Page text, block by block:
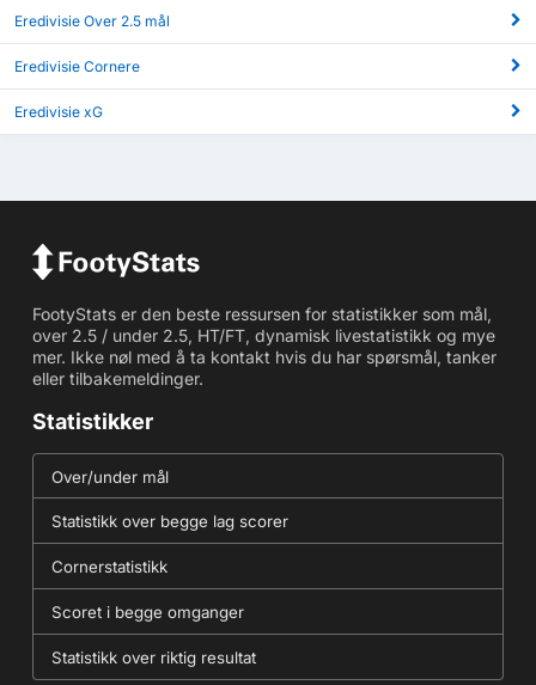
Eredivisie Over 2.5 mål
Eredivisie Cornere
Eredivisie xG
FootyStats er den beste ressursen for statistikker som mål,
over 2.5 / under 2.5, HT/FT, dynamisk livestatistikk og mye
mer. Ikke nøl med å ta kontakt hvis du har spørsmål, tanker
eller tilbakemeldinger.
Statistikker
Over/under mål
Statistikk over begge lag scorer
Cornerstatistikk
Scoret i begge omganger
Statistikk over riktig resultat